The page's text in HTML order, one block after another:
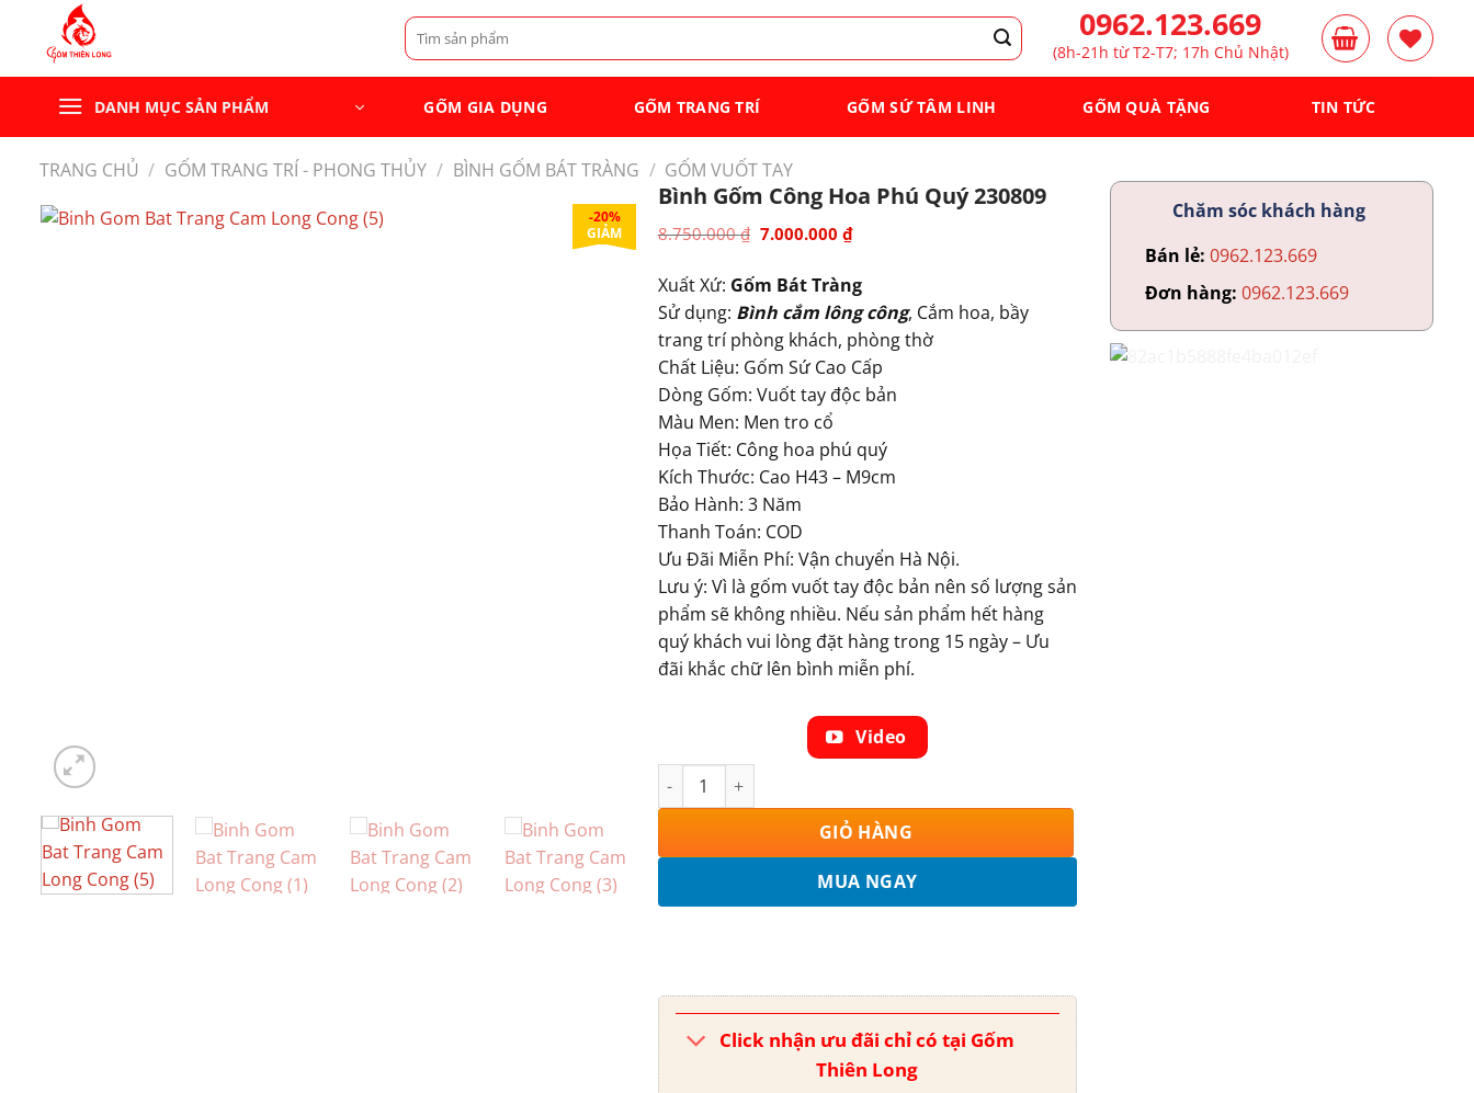
Tìm
kiếm:
0962.123.669
(8h-21h từ T2-T7; 17h Chủ Nhật)
DANH MỤC SẢN PHẨM GỐM GIA DỤNG GỐM TRANG TRÍ GỐM SỨ TÂM LINH GỐM QUÀ TẶNG TIN TỨC
TRANG CHỦ / GỐM TRANG TRÍ - PHONG THỦY / BÌNH GỐM BÁT TRÀNG / GỐM VUỐT TAY
-20%
GIẢM
Bình Gốm Công Hoa Phú Quý 230809
8.750.000₫ Giá
là:
8.750.000 ₫.
7.000.000₫Giá
tại
là:
7.000.000 ₫.
Xuất Xứ: Gốm Bát Tràng
Sử dụng: Bình cắm lông công, Cắm hoa, bầy
trang trí phòng khách, phòng thờ
Chất Liệu: Gốm Sứ Cao Cấp
Dòng Gốm: Vuốt tay độc bản
Màu Men: Men tro cổ
Họa Tiết: Công hoa phú quý
Kích Thước: Cao H43 – M9cm
Bảo Hành: 3 Năm
Thanh Toán: COD
Ưu Đãi Miễn Phí: Vận chuyển Hà Nội.
Lưu ý: Vì là gốm vuốt tay độc bản nên số lượng sản
phẩm sẽ không nhiều. Nếu sản phẩm hết hàng
quý khách vui lòng đặt hàng trong 15 ngày – Ưu
đãi khắc chữ lên bình miễn phí.
Video
Bình Gốm Công Hoa Phú Quý 230809 số lượng
GIỎ HÀNG
MUA NGAY
Click nhận ưu đãi chỉ có tại Gốm
Thiên Long
Chăm sóc khách hàng
Bán lẻ: 0962.123.669
Đơn hàng: 0962.123.669